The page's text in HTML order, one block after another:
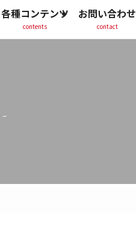
各種コンテンツ
contents
お問い合わせ
contact